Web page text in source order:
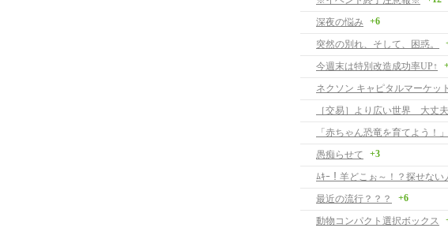
深夜の悩み +6
突然の別れ、そして、困惑。
今週末は特別改造成功率UP↑
［交易］より広い世界 大丈
「赤ちゃん恐竜を育てよう！
愚痴らせて
+3
ﾑｷｰ！羊どこぉ～！？探せない
最近の流行？？？
+6
動物コンパクト選択ボックス